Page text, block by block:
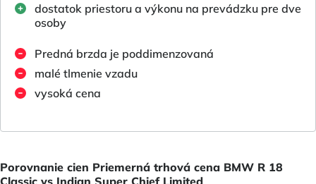
dostatok priestoru a výkonu na prevádzku pre dve
osoby
Predná brzda je poddimenzovaná
malé tlmenie vzadu
vysoká cena
Porovnanie cien Priemerná trhová cena BMW R 18
Classic vs Indian Super Chief Limited